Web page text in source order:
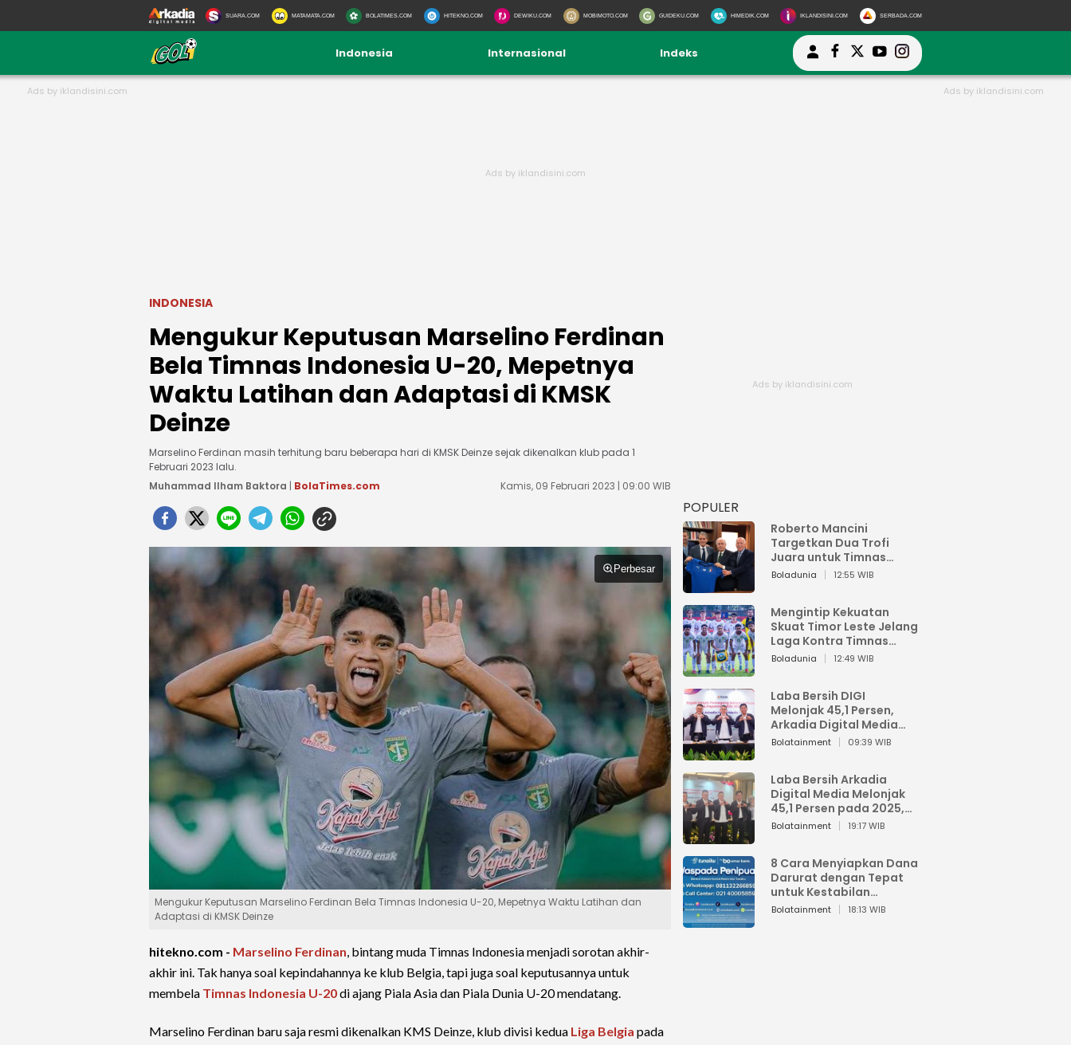
SUARA.COM MATAMATA.COM BOLATIMES.COM HITEKNO.COM DEWIKU.COM MOBIMOTO.COM GUIDEKU.COM HIMEDIK.COM IKLANDISINI.COM SERBADA.COM
Indonesia Internasional Indeks
INDONESIA
Mengukur Keputusan Marselino Ferdinan
Bela Timnas Indonesia U-20, Mepetnya
Waktu Latihan dan Adaptasi di KMSK
Deinze
Marselino Ferdinan masih terhitung baru beberapa hari di KMSK Deinze sejak dikenalkan klub pada 1
Februari 2023 lalu.
Muhammad Ilham Baktora | BolaTimes.com Kamis, 09 Februari 2023 | 09:00 WIB
Perbesar
Mengukur Keputusan Marselino Ferdinan Bela Timnas Indonesia U-20, Mepetnya Waktu Latihan dan
Adaptasi di KMSK Deinze
hitekno.com - Marselino Ferdinan, bintang muda Timnas Indonesia menjadi sorotan akhir-
akhir ini. Tak hanya soal kepindahannya ke klub Belgia, tapi juga soal keputusannya untuk
membela Timnas Indonesia U-20di ajang Piala Asia dan Piala Dunia U-20 mendatang.
Marselino Ferdinan baru saja resmi dikenalkan KMS Deinze, klub divisi kedua Liga Belgia pada
POPULER
Roberto Mancini
Targetkan Dua Trofi
Juara untuk Timnas
Italia
Boladunia 12:55 WIB
Mengintip Kekuatan
Skuat Timor Leste Jelang
Laga Kontra Timnas
Indonesia di Piala AFF
Boladunia 12:49 WIB
Laba Bersih DIGI
Melonjak 45,1 Persen,
Arkadia Digital Media
Perkuat Bisnis AI dan
Bolatainment 09:39 WIB
Laba Bersih Arkadia
Digital Media Melonjak
45,1 Persen pada 2025,
Sentuh Rp1,76 Miliar
Bolatainment 19:17 WIB
8 Cara Menyiapkan Dana
Darurat dengan Tepat
untuk Kestabilan
Keuangan
Bolatainment 18:13 WIB